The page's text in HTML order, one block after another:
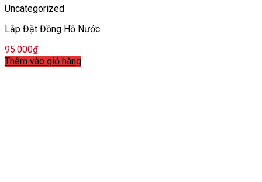
Uncategorized
Lắp Đặt Đồng Hồ Nước
95.000₫
Thêm vào giỏ hàng